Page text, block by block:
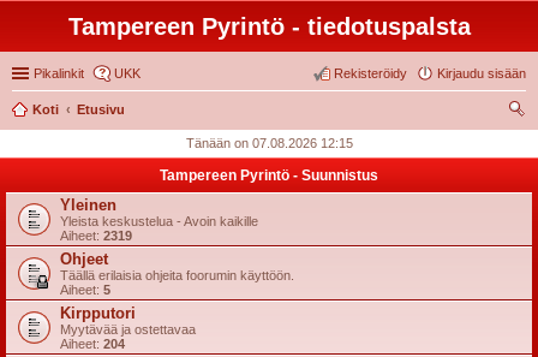
Tampereen Pyrintö - tiedotuspalsta
Pikalinkit UKK Kirjaudu sisään
Rekisteröidy
Koti
Etusivu
Tänään on 07.08.2026 12:15
Tampereen Pyrintö - Suunnistus
Yleinen
Yleista keskustelua - Avoin kaikille
Aiheet: 2319
Ohjeet
Täällä erilaisia ohjeita foorumin käyttöön.
Aiheet: 5
Kirpputori
Myytävää ja ostettavaa
Aiheet: 204